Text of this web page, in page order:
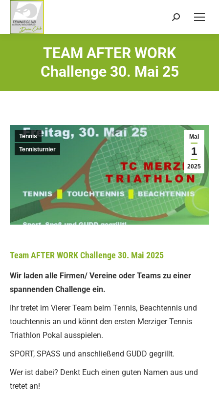
Search:
TEAM AFTER WORK
Challenge 30. Mai 25
Mai
1
2025
Tennis
Tennisturnier
Team AFTER WORK Challenge 30. Mai 2025
Wir laden alle Firmen/ Vereine oder Teams zu einer
spannenden Challenge ein.
Ihr tretet im Vierer Team beim Tennis, Beachtennis und
touchtennis an und könnt den ersten Merziger Tennis
Triathlon Pokal ausspielen.
SPORT, SPASS und anschließend GUDD gegrillt.
Wer ist dabei? Denkt Euch einen guten Namen aus und
tretet an!